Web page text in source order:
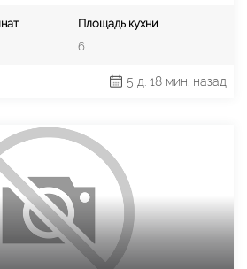
Площадь кухни
6
5 д. 18 мин. назад